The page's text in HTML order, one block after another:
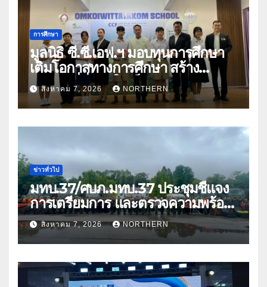
การศึกษา
มูลนิธิ ซี.ซี.เอฟ.ฯ มอบทุนการศึกษา
เติมโอกาสทางการศึกษา สร้าง
อนาคตที่มั่นคงให้เด็กและเยาวชน
ด้อยโอกาส
สิงหาคม 7, 2026 NORTHERN
ข่าวทั่วไป
มทบ.37/ศบภ.มทบ.37 ประชุมชี้แจง
การเตรียมการ และตรวจความพร้อม
ด้านการบรรเทาสาธารณภัย
สิงหาคม 7, 2026 NORTHERN